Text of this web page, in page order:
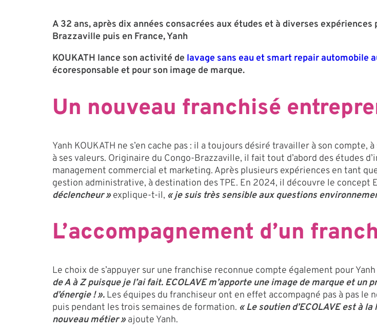
A 32 ans, après dix années consacrées aux études et à diverses
Brazzaville puis en France, Yanh
KOUKATH lance son activité de lavage sans eau et smart repair automobile
écoresponsable et pour son image de marque.
Un nouveau franchisé
Yanh KOUKATH ne s’en cache pas : il a toujours désiré travailler à son
à ses valeurs. Originaire du Congo-Brazzaville, il fait tout d’abord des études
management commercial et marketing. Après plusieurs expériences en tant
gestion administrative, à destination des TPE. En 2024, il découvre le concept
déclencheur »explique-t-il, « je suis très sensible aux questions
L’accompagnement d’un
Le choix de s’appuyer sur une franchise reconnue compte également pour Yanh
de A à Z puisque je l’ai fait. ECOLAVE m’apporte une image de marque et
d’énergie ! ». Les équipes du franchiseur ont en effet accompagné pas à pas
puis pendant les trois semaines de formation. « Le soutien d’ECOLAVE est à
nouveau métier »ajoute Yanh.